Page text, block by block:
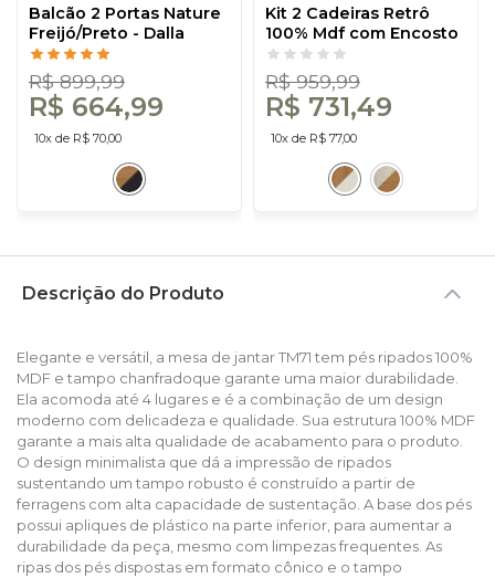
Balcão 2 Portas Nature
Freijó/Preto - Dalla
Costa
R$ 899,99
R$ 664,99
10x de R$ 70,00
Kit 2 Cadeiras Retrô
100% Mdf com Encosto
em Palha Sintética
Freijó/Bege Rústico -
Dalla Costa
R$ 959,99
R$ 731,49
10x de R$ 77,00
Descrição do Produto
Elegante e versátil, a mesa de jantar TM71 tem pés ripados 100%
MDF e tampo chanfradoque garante uma maior durabilidade.
Ela acomoda até 4 lugares e é a combinação de um design
moderno com delicadeza e qualidade. Sua estrutura 100% MDF
garante a mais alta qualidade de acabamento para o produto.
O design minimalista que dá a impressão de ripados
sustentando um tampo robusto é construído a partir de
ferragens com alta capacidade de sustentação. A base dos pés
possui apliques de plástico na parte inferior, para aumentar a
durabilidade da peça, mesmo com limpezas frequentes. As
ripas dos pés dispostas em formato cônico e o tampo